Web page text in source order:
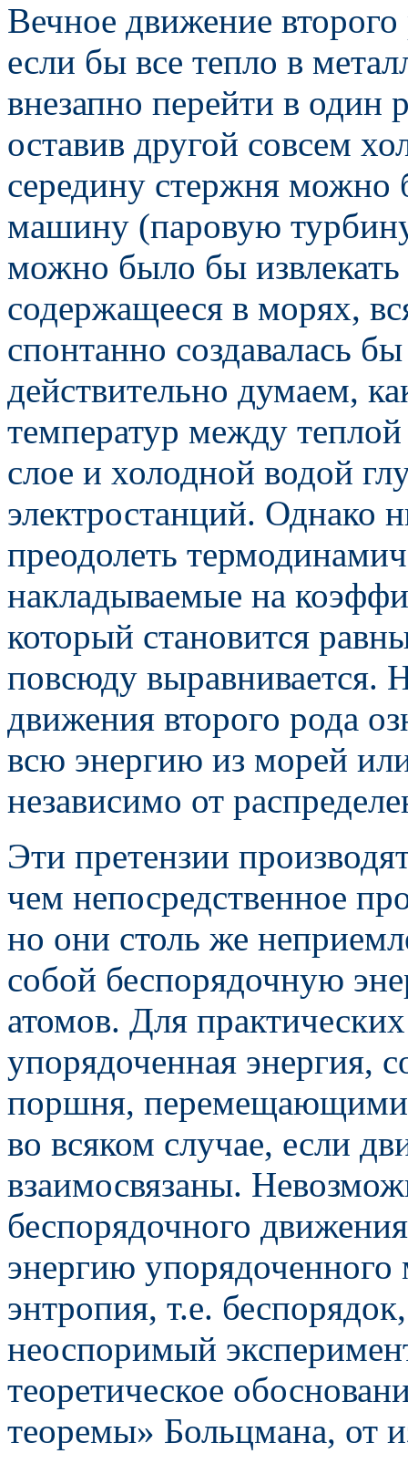
Вечное движение
если бы все тепло в
внезапно перейти в один
оставив другой совсем
середину стержня
машину (паровую
можно было бы извлекать
содержащееся в морях,
спонтанно создавалась
действительно думаем,
температур между
слое и холодной водой
электростанций. Однако
преодолеть
накладываемые на
который становится
повсюду выравнивается.
движения второго рода
всю энергию из морей
независимо от
Эти претензии
чем непосредственное
но они столь же
собой беспорядочную
атомов. Для
упорядоченная энергия,
поршня,
во всяком случае, если
взаимосвязаны.
беспорядочного
энергию упорядоченного
энтропия, т.е.
неоспоримый
теоретическое
теоремы» Больцмана, от